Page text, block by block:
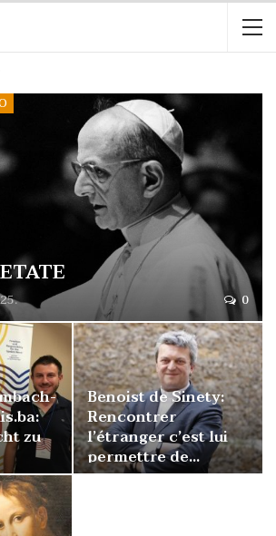
0
zu
Benoist de Sinety:
Rencontrer
l’étranger c’est lui
permettre de…